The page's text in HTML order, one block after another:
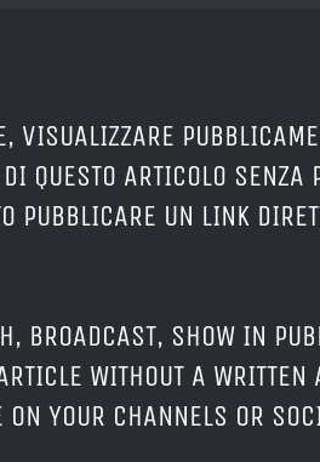
VISUALIZZARE
QUESTO ARTICOLO SENZA
PUBBLICARE UN LINK
BROADCAST, SHOW IN
WITHOUT A
YOUR CHANNELS OR